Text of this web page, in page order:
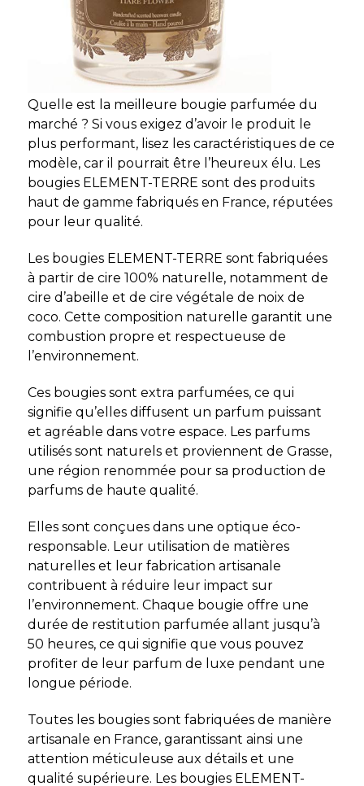
Quelle est la meilleure bougie parfumée du
marché ? Si vous exigez d’avoir le produit le
plus performant, lisez les caractéristiques de ce
modèle, car il pourrait être l’heureux élu. Les
bougies ELEMENT-TERRE sont des produits
haut de gamme fabriqués en France, réputées
pour leur qualité.
Les bougies ELEMENT-TERRE sont fabriquées
à partir de cire 100% naturelle, notamment de
cire d’abeille et de cire végétale de noix de
coco. Cette composition naturelle garantit une
combustion propre et respectueuse de
l’environnement.
Ces bougies sont extra parfumées, ce qui
signifie qu’elles diffusent un parfum puissant
et agréable dans votre espace. Les parfums
utilisés sont naturels et proviennent de Grasse,
une région renommée pour sa production de
parfums de haute qualité.
Elles sont conçues dans une optique éco-
responsable. Leur utilisation de matières
naturelles et leur fabrication artisanale
contribuent à réduire leur impact sur
l’environnement. Chaque bougie offre une
durée de restitution parfumée allant jusqu’à
50 heures, ce qui signifie que vous pouvez
profiter de leur parfum de luxe pendant une
longue période.
Toutes les bougies sont fabriquées de manière
artisanale en France, garantissant ainsi une
attention méticuleuse aux détails et une
qualité supérieure. Les bougies ELEMENT-